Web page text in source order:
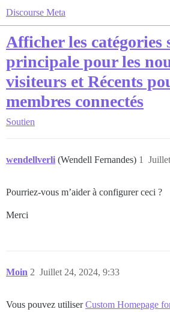
Discourse Meta
Afficher les catégories
principale pour les
visiteurs et Récents
membres connectés
Soutien
wendellverli (Wendell Fernandes) 1
Pourriez-vous m’aider à configurer ceci ?
Merci
Moin Juillet 24, 2024, 9:33
2
Vous pouvez utiliserCustom Homepage